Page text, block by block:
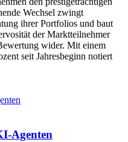
Wechsel zwingt
ihrer Portfolios und baut
der Marktteilnehmer
wider. Mit einem
seit Jahresbeginn notiert
Agenten